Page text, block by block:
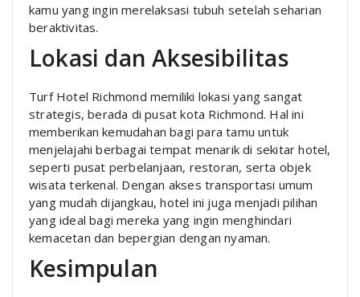
kamu yang ingin merelaksasi tubuh setelah seharian
beraktivitas.
Lokasi dan Aksesibilitas
Turf Hotel Richmond memiliki lokasi yang sangat
strategis, berada di pusat kota Richmond. Hal ini
memberikan kemudahan bagi para tamu untuk
menjelajahi berbagai tempat menarik di sekitar hotel,
seperti pusat perbelanjaan, restoran, serta objek
wisata terkenal. Dengan akses transportasi umum
yang mudah dijangkau, hotel ini juga menjadi pilihan
yang ideal bagi mereka yang ingin menghindari
kemacetan dan bepergian dengan nyaman.
Kesimpulan